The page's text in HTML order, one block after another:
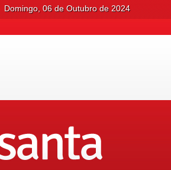
Domingo, 06 de Outubro de 2024